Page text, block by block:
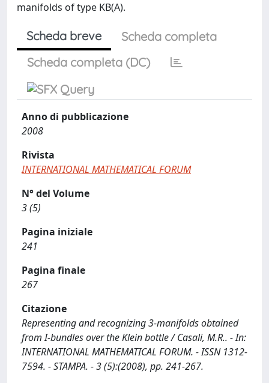
manifolds of type KB(A).
Scheda breve
Scheda completa
Scheda completa (DC)
Anno di pubblicazione
2008
Rivista
INTERNATIONAL MATHEMATICAL FORUM
N° del Volume
3 (5)
Pagina iniziale
241
Pagina finale
267
Citazione
Representing and recognizing 3-manifolds obtained
from I-bundles over the Klein bottle / Casali, M.R.. - In:
INTERNATIONAL MATHEMATICAL FORUM. - ISSN 1312-
7594. - STAMPA. - 3 (5):(2008), pp. 241-267.